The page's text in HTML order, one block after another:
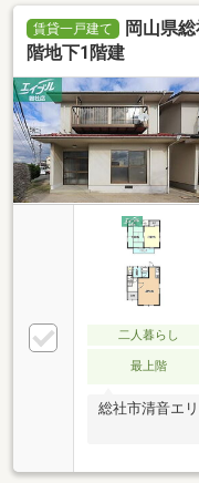
賃貸一戸建て
岡山県
階地下1階建
二人暮らし
最上階
総社市清音エ